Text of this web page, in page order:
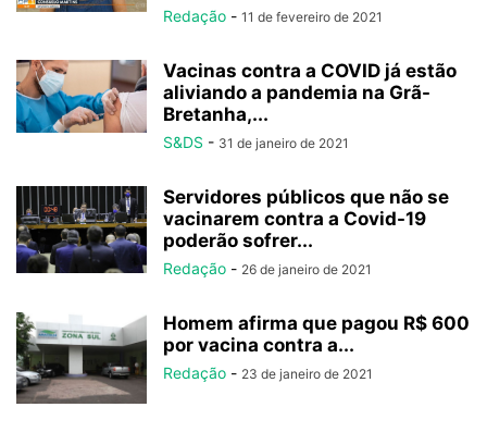
Redação - 11 de fevereiro de 2021
Vacinas contra a COVID já estão
aliviando a pandemia na Grã-
Bretanha,...
S&DS - 31 de janeiro de 2021
Servidores públicos que não se
vacinarem contra a Covid-19
poderão sofrer...
Redação - 26 de janeiro de 2021
Homem afirma que pagou R$ 600
por vacina contra a...
Redação - 23 de janeiro de 2021